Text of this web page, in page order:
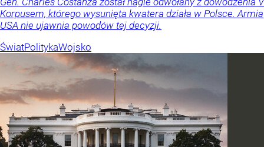
Korpusem, którego wysunięta kwatera działa w Polsce. Armia
USA nie ujawnia powodów tej decyzji.
ŚwiatPolitykaWojsko